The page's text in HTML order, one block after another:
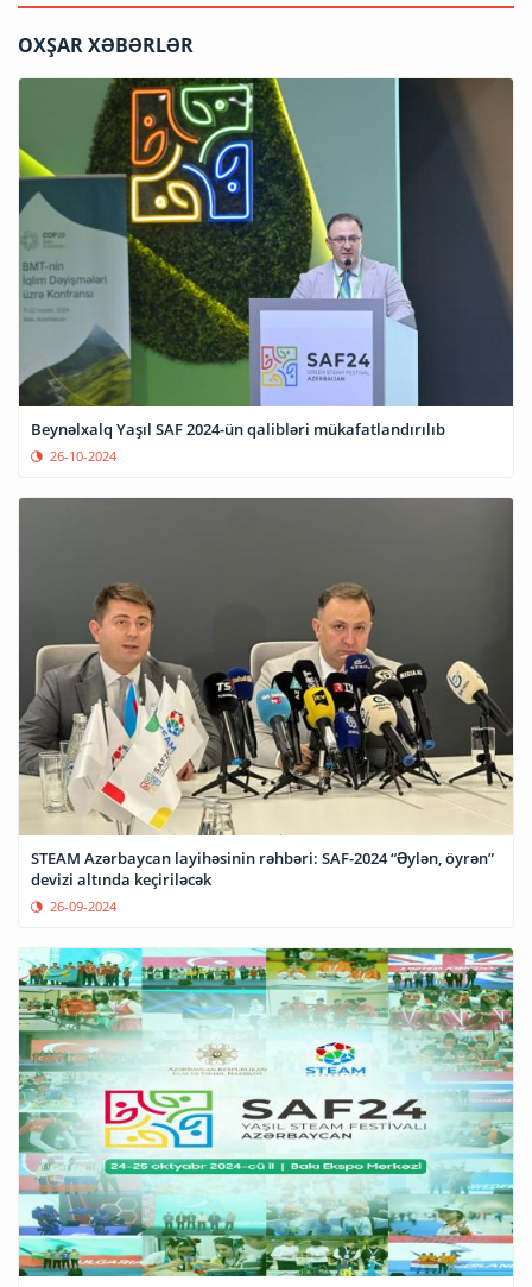
OXŞAR XƏBƏRLƏR
Beynəlxalq Yaşıl SAF 2024-ün qalibləri mükafatlandırılıb
26-10-2024
STEAM Azərbaycan layihəsinin rəhbəri: SAF-2024 “Əylən, öyrən”
devizi altında keçiriləcək
26-09-2024